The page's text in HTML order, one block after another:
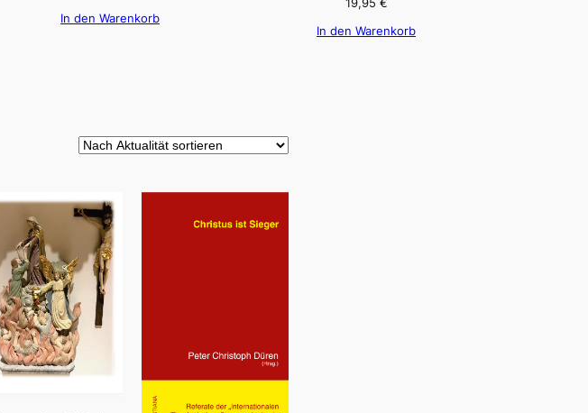
In den Warenkorb
19,95 €
In den Warenkorb